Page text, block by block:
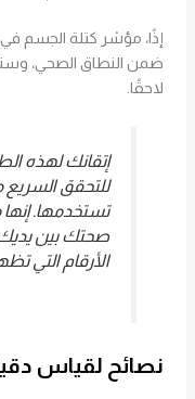
إذًا، مؤشر كتلة الجسم
ضمن النطاق الصحي،
لاحقًا.
إتقانك لهذه
للتحقق السريع
تستخدمها.
صحتك بين
الأرقام التي
نصائح لقياس دقيق